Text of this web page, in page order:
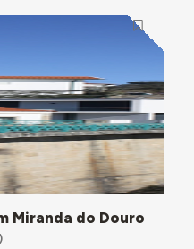
Miranda do Douro